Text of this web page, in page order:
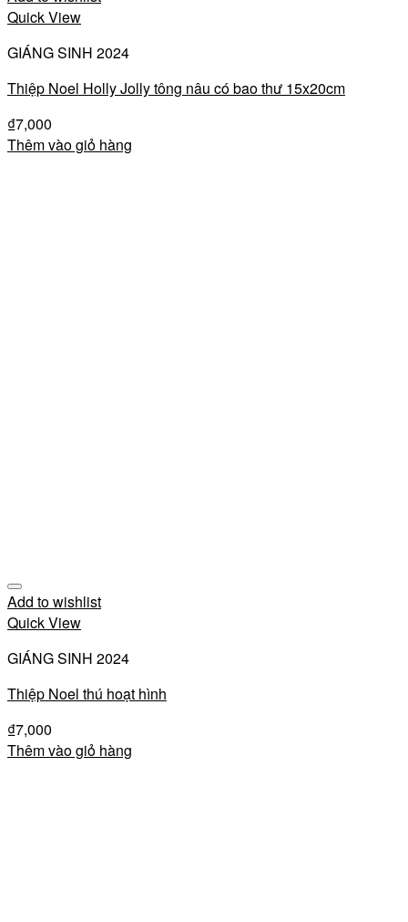
Quick View
GIÁNG SINH 2024
Thiệp Noel Holly Jolly tông nâu có bao thư 15x20cm
₫7,000
Thêm vào giỏ hàng
Add to wishlist
Quick View
GIÁNG SINH 2024
Thiệp Noel thú hoạt hình
₫7,000
Thêm vào giỏ hàng